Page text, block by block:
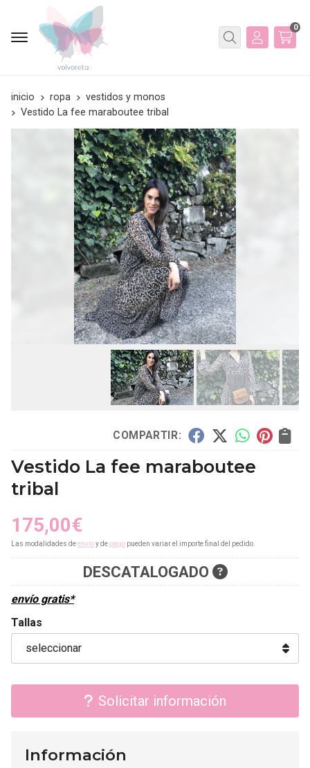
Buscar
0
inicio ropa
vestidos y monos
Vestido La fee maraboutee tribal
COMPARTIR:
Vestido La fee maraboutee
tribal
175,00€
Las modalidades deenvíoy de pago pueden variar el importe final del pedido.
DESCATALOGADO
envío gratis*
Tallas
Solicitar información
Información